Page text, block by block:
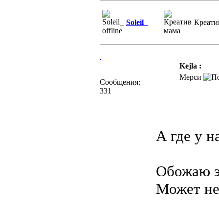
Soleil_
Сообщения:
331
Kejla :
Мерси
А где у
Обожаю
Может